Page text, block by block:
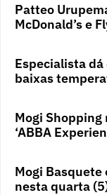
Patteo
McDonald’s e
Especialista
baixas
Mogi
‘ABBA
Mogi
nesta quarta